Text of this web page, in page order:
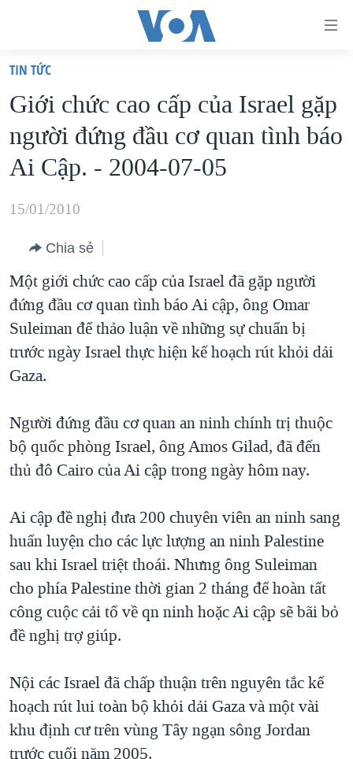
truy
cập
Tới
nội
chính
hướng
chính
Đi
tới
"Tìm"
VIỆT NAM
HOA KỲ
BIỂN ĐÔNG
THẾ GIỚI
DIỄN ĐÀN
MỤC
TỰ DO BÁO CHÍ
KINH TẾ
KHOA HỌC
VĂN HOÁ
THỂ THAO
GIÁO DỤC
CHUYÊN ĐỀ
CHIẾN TRANH THƯƠNG MẠI CỦA MỸ: QUÁ KHỨ VÀ HIỆN
TẠI
HÀNH TRÌNH BẦU CỬ 2024
MỘT NĂM CHIẾN TRANH TẠI DẢI GAZA
GIẢI MÃ VÀNH ĐAI & CON ĐƯỜNG
NGÀY TỊ NẠN THẾ GIỚI
GROUND ZERO – XƯA VÀ NAY
CÁC GIÁ TRỊ CỘNG HÒA Ở VIỆT NAM
THƯỢNG ĐỈNH TRUMP-KIM TẠI VIỆT NAM
TRỊNH VĨNH BÌNH VS. CHÍNH PHỦ VIỆT NAM
QUAN HỆ VIỆT MỸ
HỌC TIẾNG ANH
VIDEO
MẠNG XÃ HỘI
Ngôn ngữ khác
TIN TỨC
Giới chức cao cấp của Israel gặp
người đứng đầu cơ quan tình báo
Ai Cập. - 2004-07-05
15/01/2010
Chia sẻ
Một giới chức cao cấp của Israel đã gặp người
đứng đầu cơ quan tình báo Ai cập, ông Omar
Suleiman để thảo luận về những sự chuẩn bị
trước ngày Israel thực hiện kế hoạch rút khỏi dải
Gaza.
Người đứng đầu cơ quan an ninh chính trị thuộc
bộ quốc phòng Israel, ông Amos Gilad, đã đến
thủ đô Cairo của Ai cập trong ngày hôm nay.
Ai cập đề nghị đưa 200 chuyên viên an ninh sang
huấn luyện cho các lực lượng an ninh Palestine
sau khi Israel triệt thoái. Nhưng ông Suleiman
cho phía Palestine thời gian 2 tháng để hoàn tất
công cuộc cải tổ về qn ninh hoặc Ai cập sẽ bãi bỏ
đề nghị trợ giúp.
Nội các Israel đã chấp thuận trên nguyên tắc kế
hoạch rút lui toàn bộ khỏi dải Gaza và một vài
khu định cư trên vùng Tây ngạn sông Jordan
trước cuối năm 2005.